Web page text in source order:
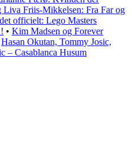
Liva Friis-Mikkelsen: Fra Far og
officielt: Lego Masters
• Kim Madsen og Forever
Hasan Okutan, Tommy Josic,
– Casablanca Husum